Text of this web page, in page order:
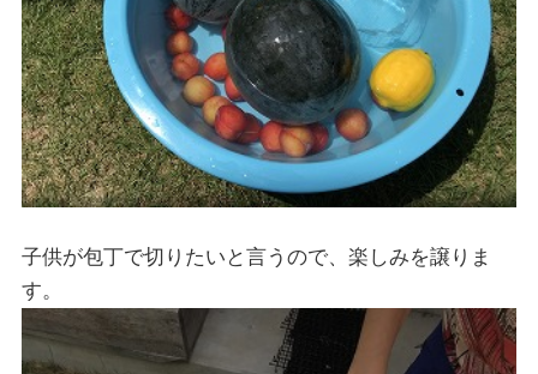
子供が包丁で切りたいと言うので、楽しみを譲りま
す。